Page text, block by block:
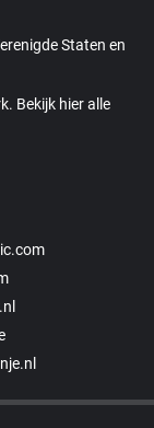
Staten en
Bekijk hier alle